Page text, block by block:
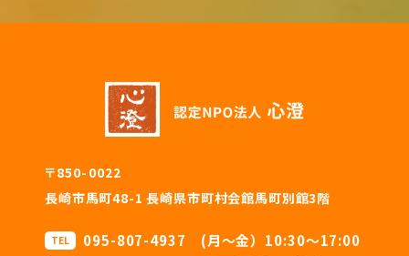
〒850-0022
長崎市馬町48-1 長崎県市町村会館馬町別館3階
TEL 095-807-4937 (月〜金）10:30〜17:00